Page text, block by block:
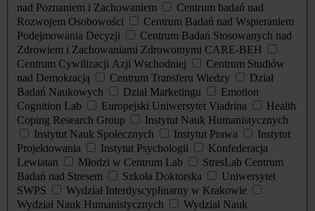
nad Poznaniem i Zachowaniem
Centrum badań nad
Rozwojem Osobowości
Centrum Badań nad Wspieraniem
Podejmowania Decyzji
Centrum Badań Stosowanych nad
Zdrowiem i Zachowaniami Zdrowotnymi CARE-BEH
Centrum Cywilizacji Azji Wschodniej
Centrum Studiów
nad Demokracją
Centrum Transferu Wiedzy
Dział
Badań Naukowych
Dział Marketingu
Emotion
Cognition Lab
Europejski Uniwersytet Viadrina
Health
Coping Research Group
Instytut Nauk Humanistycznych
Instytut Nauk Społecznych
Instytut Prawa
Instytut
Projektowania
Instytut Psychologii
Konfederacja
Lewiatan
Młodzi w Centrum Lab
StresLab Centrum
Badań nad Stresem
Szkoła Doktorska
Uniwersytet
SWPS
Wydział Interdyscyplinarny w Krakowie
Wydział Nauk Humanistycznych
Wydział Nauk